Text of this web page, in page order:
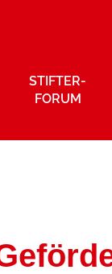
STIFTER­
FORUM